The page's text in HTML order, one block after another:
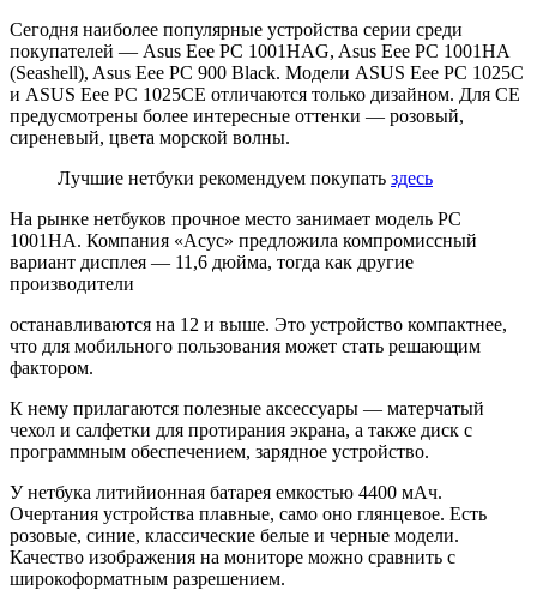
Сегодня наиболее популярные устройства серии среди
покупателей — Asus Eee PC 1001HAG, Asus Eee PC 1001HA
(Seashell), Asus Eee PC 900 Black. Модели ASUS Eee PC 1025C
и ASUS Eee PC 1025CE отличаются только дизайном. Для CE
предусмотрены более интересные оттенки — розовый,
сиреневый, цвета морской волны.
Лучшие нетбуки рекомендуем покупать здесь
На рынке нетбуков прочное место занимает модель PC
1001HA. Компания «Асус» предложила компромиссный
вариант дисплея — 11,6 дюйма, тогда как другие
производители
останавливаются на 12 и выше. Это устройство компактнее,
что для мобильного пользования может стать решающим
фактором.
К нему прилагаются полезные аксессуары — матерчатый
чехол и салфетки для протирания экрана, а также диск с
программным обеспечением, зарядное устройство.
У нетбука литийионная батарея емкостью 4400 мАч.
Очертания устройства плавные, само оно глянцевое. Есть
розовые, синие, классические белые и черные модели.
Качество изображения на мониторе можно сравнить с
широкоформатным разрешением.